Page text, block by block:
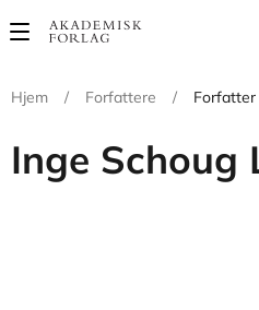
Main
Hjem
/ Forfattere / Forfatter
Inge Schoug